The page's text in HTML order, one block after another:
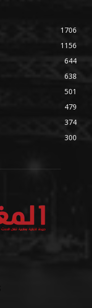
1706
1156
644
638
501
479
374
300